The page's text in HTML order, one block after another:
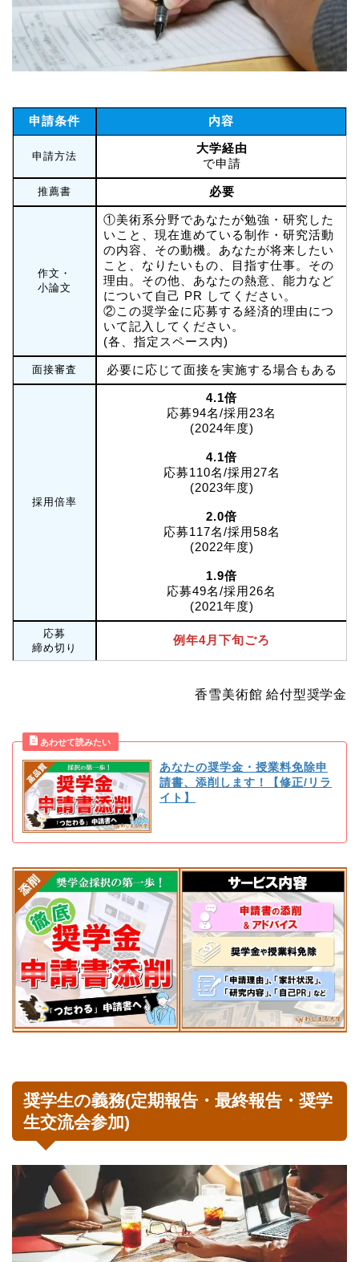
申請条件 内容
申請方法
大学経由
で申請
推薦書 必要
作文・
小論文
①美術系分野であなたが勉強・研究した
いこと、現在進めている制作・研究活動
の内容、その動機。あなたが将来したい
こと、なりたいもの、目指す仕事。その
理由。その他、あなたの熱意、能力など
について自己 PR してください。
②この奨学金に応募する経済的理由につ
いて記入してください。
(各、指定スペース内)
面接審査 必要に応じて面接を実施する場合もある
採用倍率
4.1倍
応募94名/採用23名
(2024年度)
4.1倍
応募110名/採用27名
(2023年度)
2.0倍
応募117名/採用58名
(2022年度)
1.9倍
応募49名/採用26名
(2021年度)
応募
締め切り
例年4月下旬ごろ
香雪美術館 給付型奨学金
あなたの奨学金・授業料免除申
請書、添削します！【修正/リラ
イト】
奨学生の義務(定期報告・最終報告・奨学
生交流会参加)